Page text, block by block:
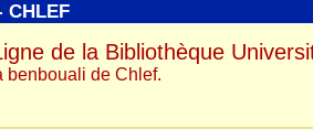
CHLEF
de la Bibliothèque
benbouali de Chlef.